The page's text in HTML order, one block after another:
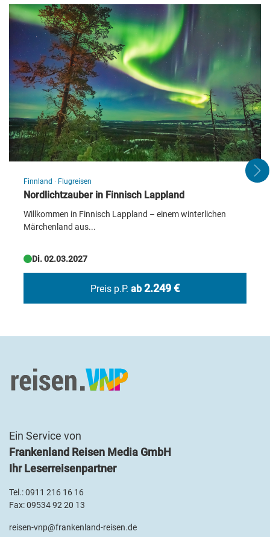
Käse, Wein und Alpenblicke: So
klingt der Saisonabschluss nach
Frankenland-Art
© TUI BLUE Montafon ©
Finnland · Flugreisen
Nordlichtzauber in Finnisch Lappland
Willkommen in Finnisch Lappland – einem winterlichen
Märchenland aus...
Di. 02.03.2027
Preis p.P. ab 2.249 €
Ein Service von
Frankenland Reisen Media GmbH
Ihr Leserreisenpartner
Tel.:0911 216 16 16
Fax: 09534 92 20 13
reisen-vnp@frankenland-reisen.de